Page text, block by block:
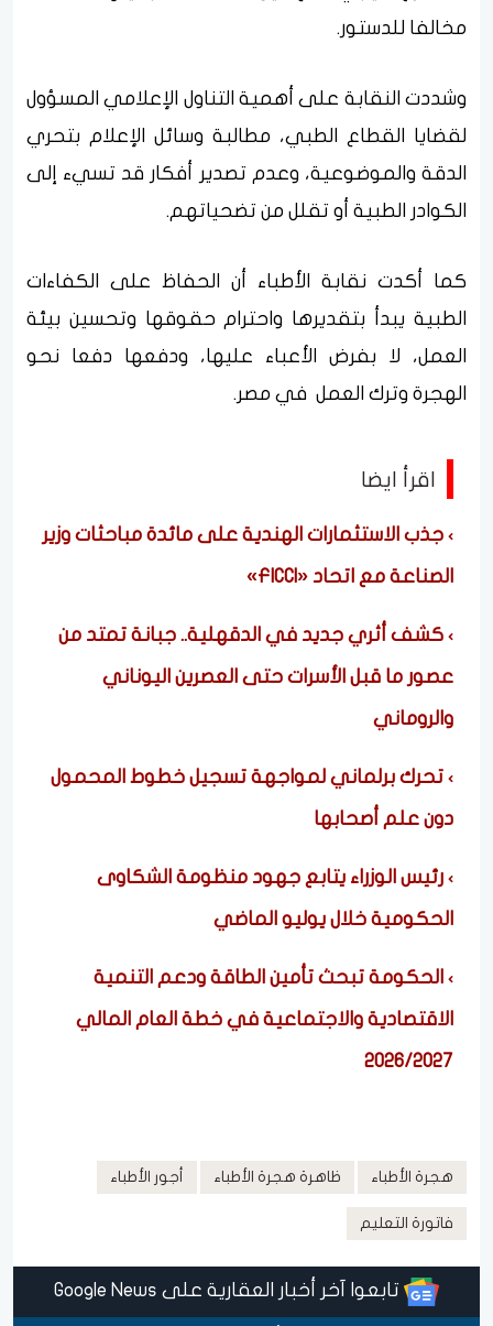
مخالفا للدستور.
وشددت النقابة على أهمية التناول الإعلامي المسؤول
لقضايا القطاع الطبي، مطالبة وسائل الإعلام بتحري
الدقة والموضوعية، وعدم تصدير أفكار قد تسيء إلى
الكوادر الطبية أو تقلل من تضحياتهم.
كما أكدت نقابة الأطباء أن الحفاظ على الكفاءات
الطبية يبدأ بتقديرها واحترام حقوقها وتحسين بيئة
العمل، لا بفرض الأعباء عليها، ودفعها دفعا نحو
الهجرة وترك العمل في مصر.
اقرأ ايضا
جذب الاستثمارات الهندية على مائدة مباحثات وزير
الصناعة مع اتحاد «FICCI»
كشف أثري جديد في الدقهلية.. جبانة تمتد من
عصور ما قبل الأسرات حتى العصرين اليوناني
والروماني
تحرك برلماني لمواجهة تسجيل خطوط المحمول
دون علم أصحابها
رئيس الوزراء يتابع جهود منظومة الشكاوى
الحكومية خلال يوليو الماضي
الحكومة تبحث تأمين الطاقة ودعم التنمية
الاقتصادية والاجتماعية في خطة العام المالي
2026/2027
هجرة الأطباء ظاهرة هجرة الأطباء أجور الأطباء
فاتورة التعليم
تابعوا آخر أخبار العقارية على Google News